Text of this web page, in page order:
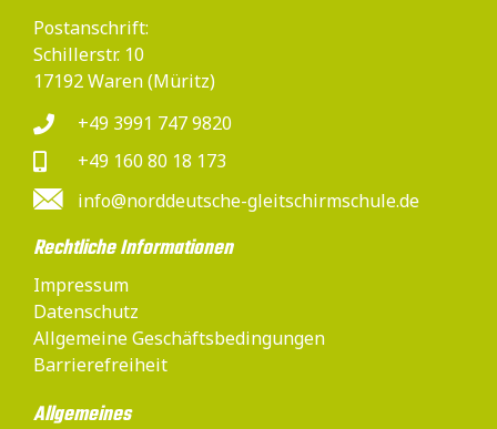
Postanschrift:
Schillerstr. 10
17192 Waren (Müritz)
+49 3991 747 9820
+49 160 80 18 173
info@norddeutsche-gleitschirmschule.de
Rechtliche Informationen
Impressum
Datenschutz
Allgemeine Geschäftsbedingungen
Barrierefreiheit
Allgemeines